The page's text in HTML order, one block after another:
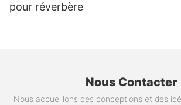
pour réverbère
Nous Contacter
Nous accueillons des conceptions et des